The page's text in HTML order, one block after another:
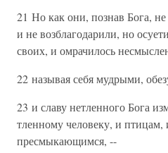
21 Но как они, познав Бога,
и не возблагодарили, но
своих, и омрачилось
22 называя себя мудрыми,
23 и славу нетленного Бога
тленному человеку, и птицам,
пресмыкающимся, --